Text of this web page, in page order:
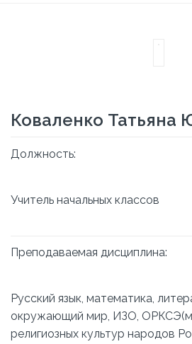
Коваленко Татьяна
Должность:
Учитель начальных классов
Преподаваемая дисциплина:
Русский язык, математика,
окружающий мир, ИЗО,
религиозных культур народов